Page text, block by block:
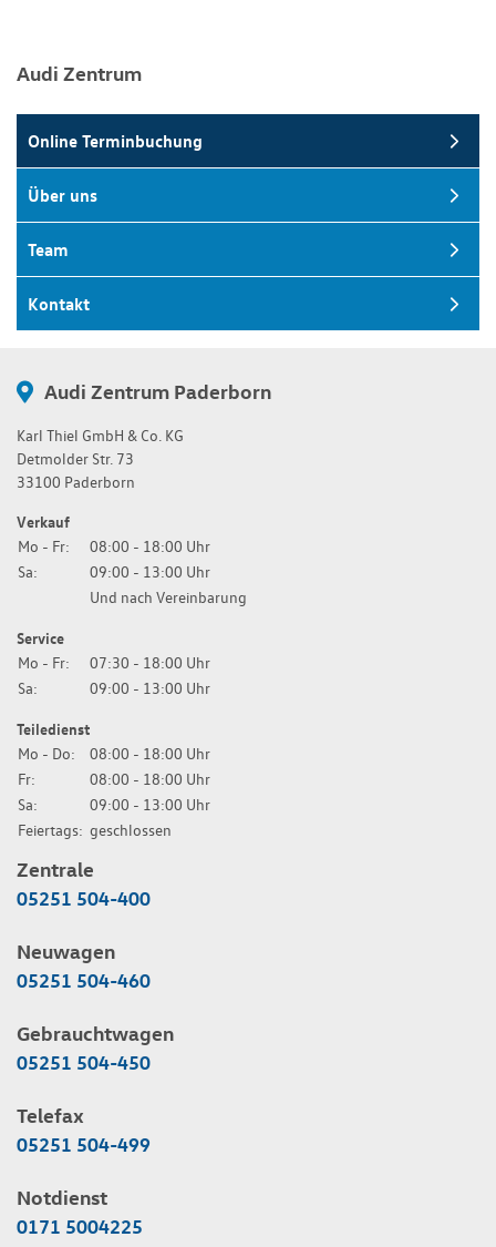
Audi Zentrum
Online Terminbuchung
Über uns
Team
Kontakt
Audi Zentrum Paderborn
Karl Thiel GmbH & Co. KG
Detmolder Str. 73
33100 Paderborn
Verkauf
Mo - Fr:
08:00 - 18:00 Uhr
Sa:
09:00 - 13:00 Uhr
Und nach Vereinbarung
Service
Mo - Fr:
07:30 - 18:00 Uhr
Sa:
09:00 - 13:00 Uhr
Teiledienst
Mo - Do:
08:00 - 18:00 Uhr
Fr:
08:00 - 18:00 Uhr
Sa:
09:00 - 13:00 Uhr
Feiertags: geschlossen
Zentrale
05251 504-400
Neuwagen
05251 504-460
Gebrauchtwagen
05251 504-450
Telefax
05251 504-499
Notdienst
0171 5004225